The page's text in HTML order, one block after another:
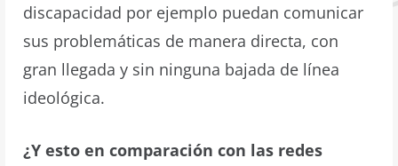
discapacidad por ejemplo puedan comunicar
sus problemáticas de manera directa, con
gran llegada y sin ninguna bajada de línea
ideológica.
¿Y esto en comparación con las redes